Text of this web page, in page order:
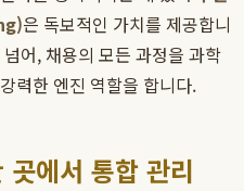
은 독보적인 가치를 제공합니
어, 채용의 모든 과정을 과학
력한 엔진 역할을 합니다.
에서 통합 관리